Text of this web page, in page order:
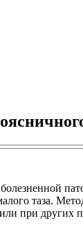
таза.
при других